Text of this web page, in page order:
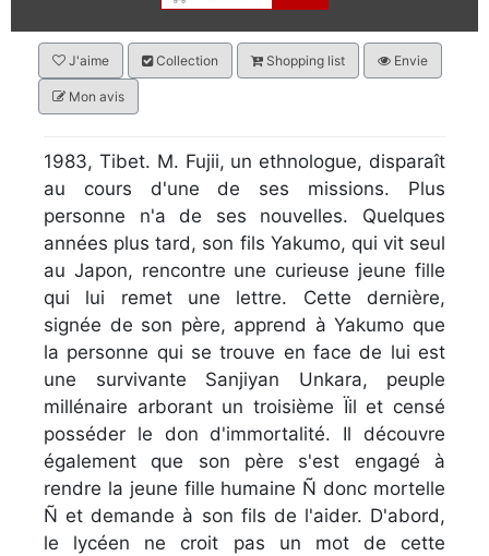
J'aime Collection Shopping list Envie
Mon avis
1983, Tibet. M. Fujii, un ethnologue, disparaît
au cours d'une de ses missions. Plus
personne n'a de ses nouvelles. Quelques
années plus tard, son fils Yakumo, qui vit seul
au Japon, rencontre une curieuse jeune fille
qui lui remet une lettre. Cette dernière,
signée de son père, apprend à Yakumo que
la personne qui se trouve en face de lui est
une survivante Sanjiyan Unkara, peuple
millénaire arborant un troisième Ïil et censé
posséder le don d'immortalité. Il découvre
également que son père s'est engagé à
rendre la jeune fille humaine Ñ donc mortelle
Ñ et demande à son fils de l'aider. D'abord,
le lycéen ne croit pas un mot de cette